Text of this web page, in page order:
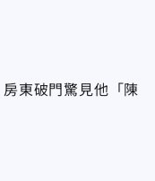
東破門驚見他「陳